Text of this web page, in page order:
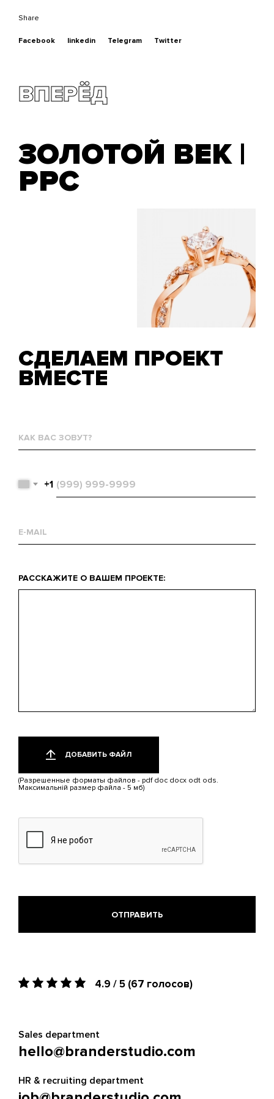
Share
Facebook linkedin Telegram Twitter
ВПЕРЁД
ЗОЛОТОЙ ВЕК |
PPC
СДЕЛАЕМ ПРОЕКТ
ВМЕСТЕ
вас
Телефон
+1
Что
РАССКАЖИТЕ О ВАШЕМ ПРОЕКТЕ:
Добавить
ДОБАВИТЬ ФАЙЛ
(Разрешенные форматы файлов - pdf doc docx odt ods.
Максимальній размер файла - 5 мб)
Только
5
МБ.
doc,
ods.
4.9 / 5 (67 голосов)
Sales department
hello@branderstudio.com
HR & recruiting department